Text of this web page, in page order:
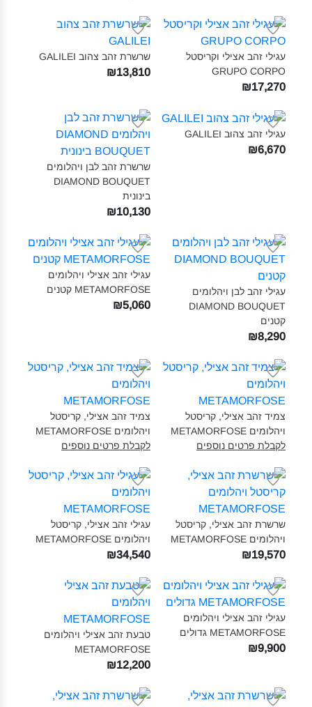
עגילי זהב אצילי וקריסטל
GRUPO CORPO‎
₪17,270
שרשרת זהב צהוב GALILEI‎
₪13,810
עגילי זהב צהוב GALILEI‎
₪6,670
שרשרת זהב לבן ויהלומים
DIAMOND BOUQUET
בינונית‎
₪10,130
עגילי זהב לבן ויהלומים
DIAMOND BOUQUET
קטנים‎
₪8,290
עגילי זהב אצילי ויהלומים
METAMORFOSE קטנים‎
₪5,060
צמיד זהב אצילי, קריסטל
ויהלומים METAMORFOSE‎
לקבלת פרטים נוספים
צמיד זהב אצילי, קריסטל
ויהלומים METAMORFOSE‎
לקבלת פרטים נוספים
שרשרת זהב אצילי, קריסטל
ויהלומים METAMORFOSE‎
₪19,570
עגילי זהב אצילי, קריסטל
ויהלומים METAMORFOSE‎
₪34,540
עגילי זהב אצילי ויהלומים
METAMORFOSE גדולים‎
₪9,900
טבעת זהב אצילי ויהלומים
METAMORFOSE‎
₪12,200